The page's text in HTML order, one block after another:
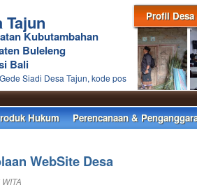
Profil Desa
Tajun
Kubutambahan
Buleleng
Bali
Siadi Desa Tajun, kode pos
Hukum Perencanaan &
WebSite Desa